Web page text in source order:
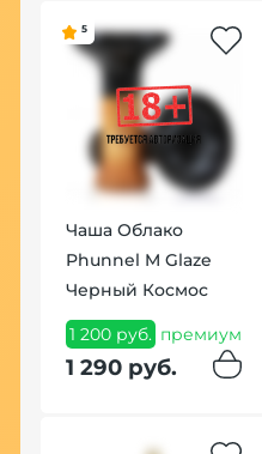
5
Чаша Облако
Phunnel M Glaze
Черный Космос
1 200 руб. премиум
1 290 руб.